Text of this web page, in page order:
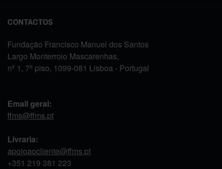
CONTACTOS
Fundação Francisco Manuel dos Santos
Largo Monterroio Mascarenhas,
nº 1, 7º piso, 1099-081 Lisboa - Portugal
Email geral:
ffms@ffms.pt
Livraria:
apoioaocliente@ffms.pt
+351 219 381 223